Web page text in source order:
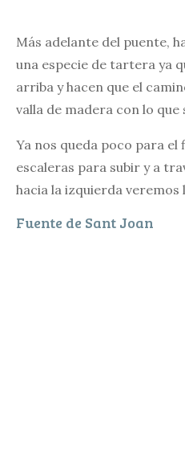
Más adelante del puente,
una especie de tartera ya
arriba y hacen que el
valla de madera con lo
Ya nos queda poco para el
escaleras para subir y a
hacia la izquierda veremos
Fuente de Sant Joan